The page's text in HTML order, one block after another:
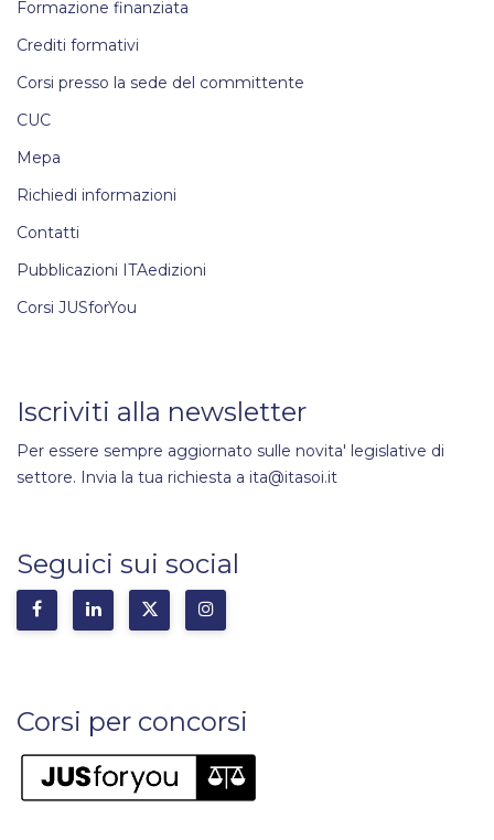
Formazione finanziata
Crediti formativi
Corsi presso la sede del committente
CUC
Mepa
Richiedi informazioni
Contatti
Pubblicazioni ITAedizioni
Corsi JUSforYou
Iscriviti alla newsletter
Per essere sempre aggiornato sulle novita' legislative di
settore. Invia la tua richiesta a ita@itasoi.it
Seguici sui social
Corsi per concorsi